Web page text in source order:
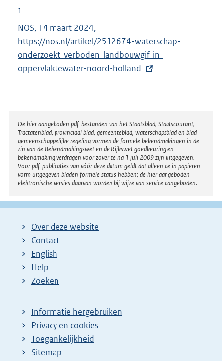
1
NOS, 14 maart 2024,
x
t
e
l
i
n
k
:
https://nos.nl/artikel/2512674-waterschap-
onderzoekt-verboden-landbouwgif-in-
oppervlaktewater-noord-holland
Disclaimer
De hier aangeboden pdf-bestanden van het Staatsblad, Staatscourant,
Tractatenblad, provinciaal blad, gemeenteblad, waterschapsblad en blad
gemeenschappelijke regeling vormen de formele bekendmakingen in de
zin van de Bekendmakingswet en de Rijkswet goedkeuring en
bekendmaking verdragen voor zover ze na 1 juli 2009 zijn uitgegeven.
Voor pdf-publicaties van vóór deze datum geldt dat alleen de in papieren
vorm uitgegeven bladen formele status hebben; de hier aangeboden
elektronische versies daarvan worden bij wijze van service aangeboden.
Over deze website
Contact
English
Help
Zoeken
Informatie hergebruiken
Privacy en cookies
Toegankelijkheid
Sitemap